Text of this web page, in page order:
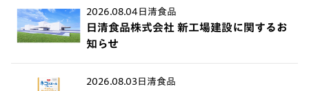
2026.08.04 日清食品
日清食品株式会社 新工場建設に関するお
知らせ
2026.08.03 日清食品